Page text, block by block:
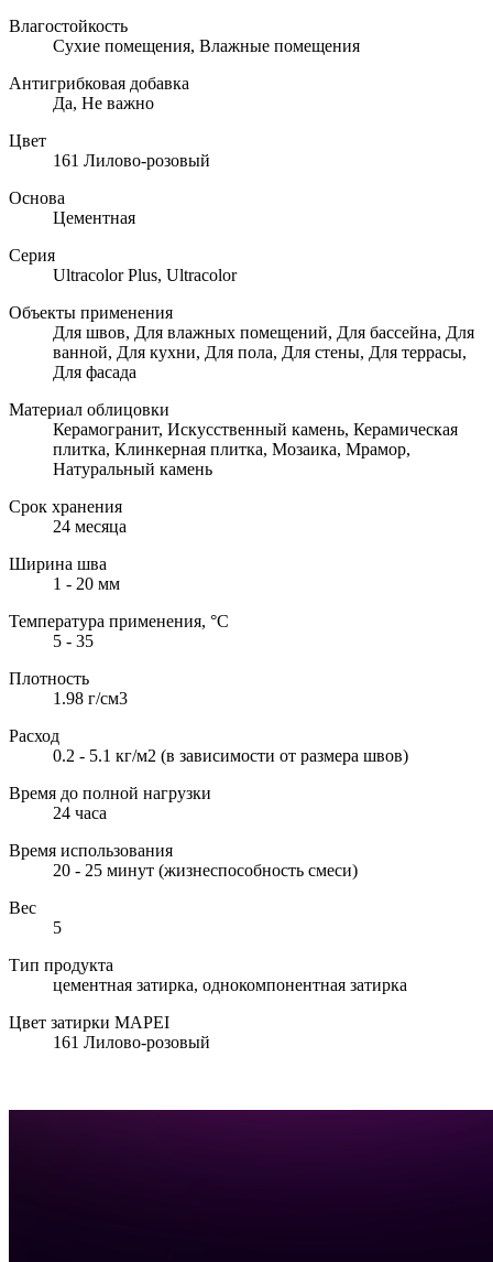
Влагостойкость
Сухие помещения, Влажные помещения
Антигрибковая добавка
Да, Не важно
Цвет
161 Лилово-розовый
Основа
Цементная
Серия
Ultracolor Plus, Ultracolor
Объекты применения
Для швов, Для влажных помещений, Для бассейна, Для
ванной, Для кухни, Для пола, Для стены, Для террасы,
Для фасада
Материал облицовки
Керамогранит, Искусственный камень, Керамическая
плитка, Клинкерная плитка, Мозаика, Мрамор,
Натуральный камень
Срок хранения
24 месяца
Ширина шва
1 - 20 мм
Температура применения, °С
5 - 35
Плотность
1.98 г/см3
Расход
0.2 - 5.1 кг/м2 (в зависимости от размера швов)
Время до полной нагрузки
24 часа
Время использования
20 - 25 минут (жизнеспособность смеси)
Вес
5
Тип продукта
цементная затирка, однокомпонентная затирка
Цвет затирки MAPEI
161 Лилово-розовый